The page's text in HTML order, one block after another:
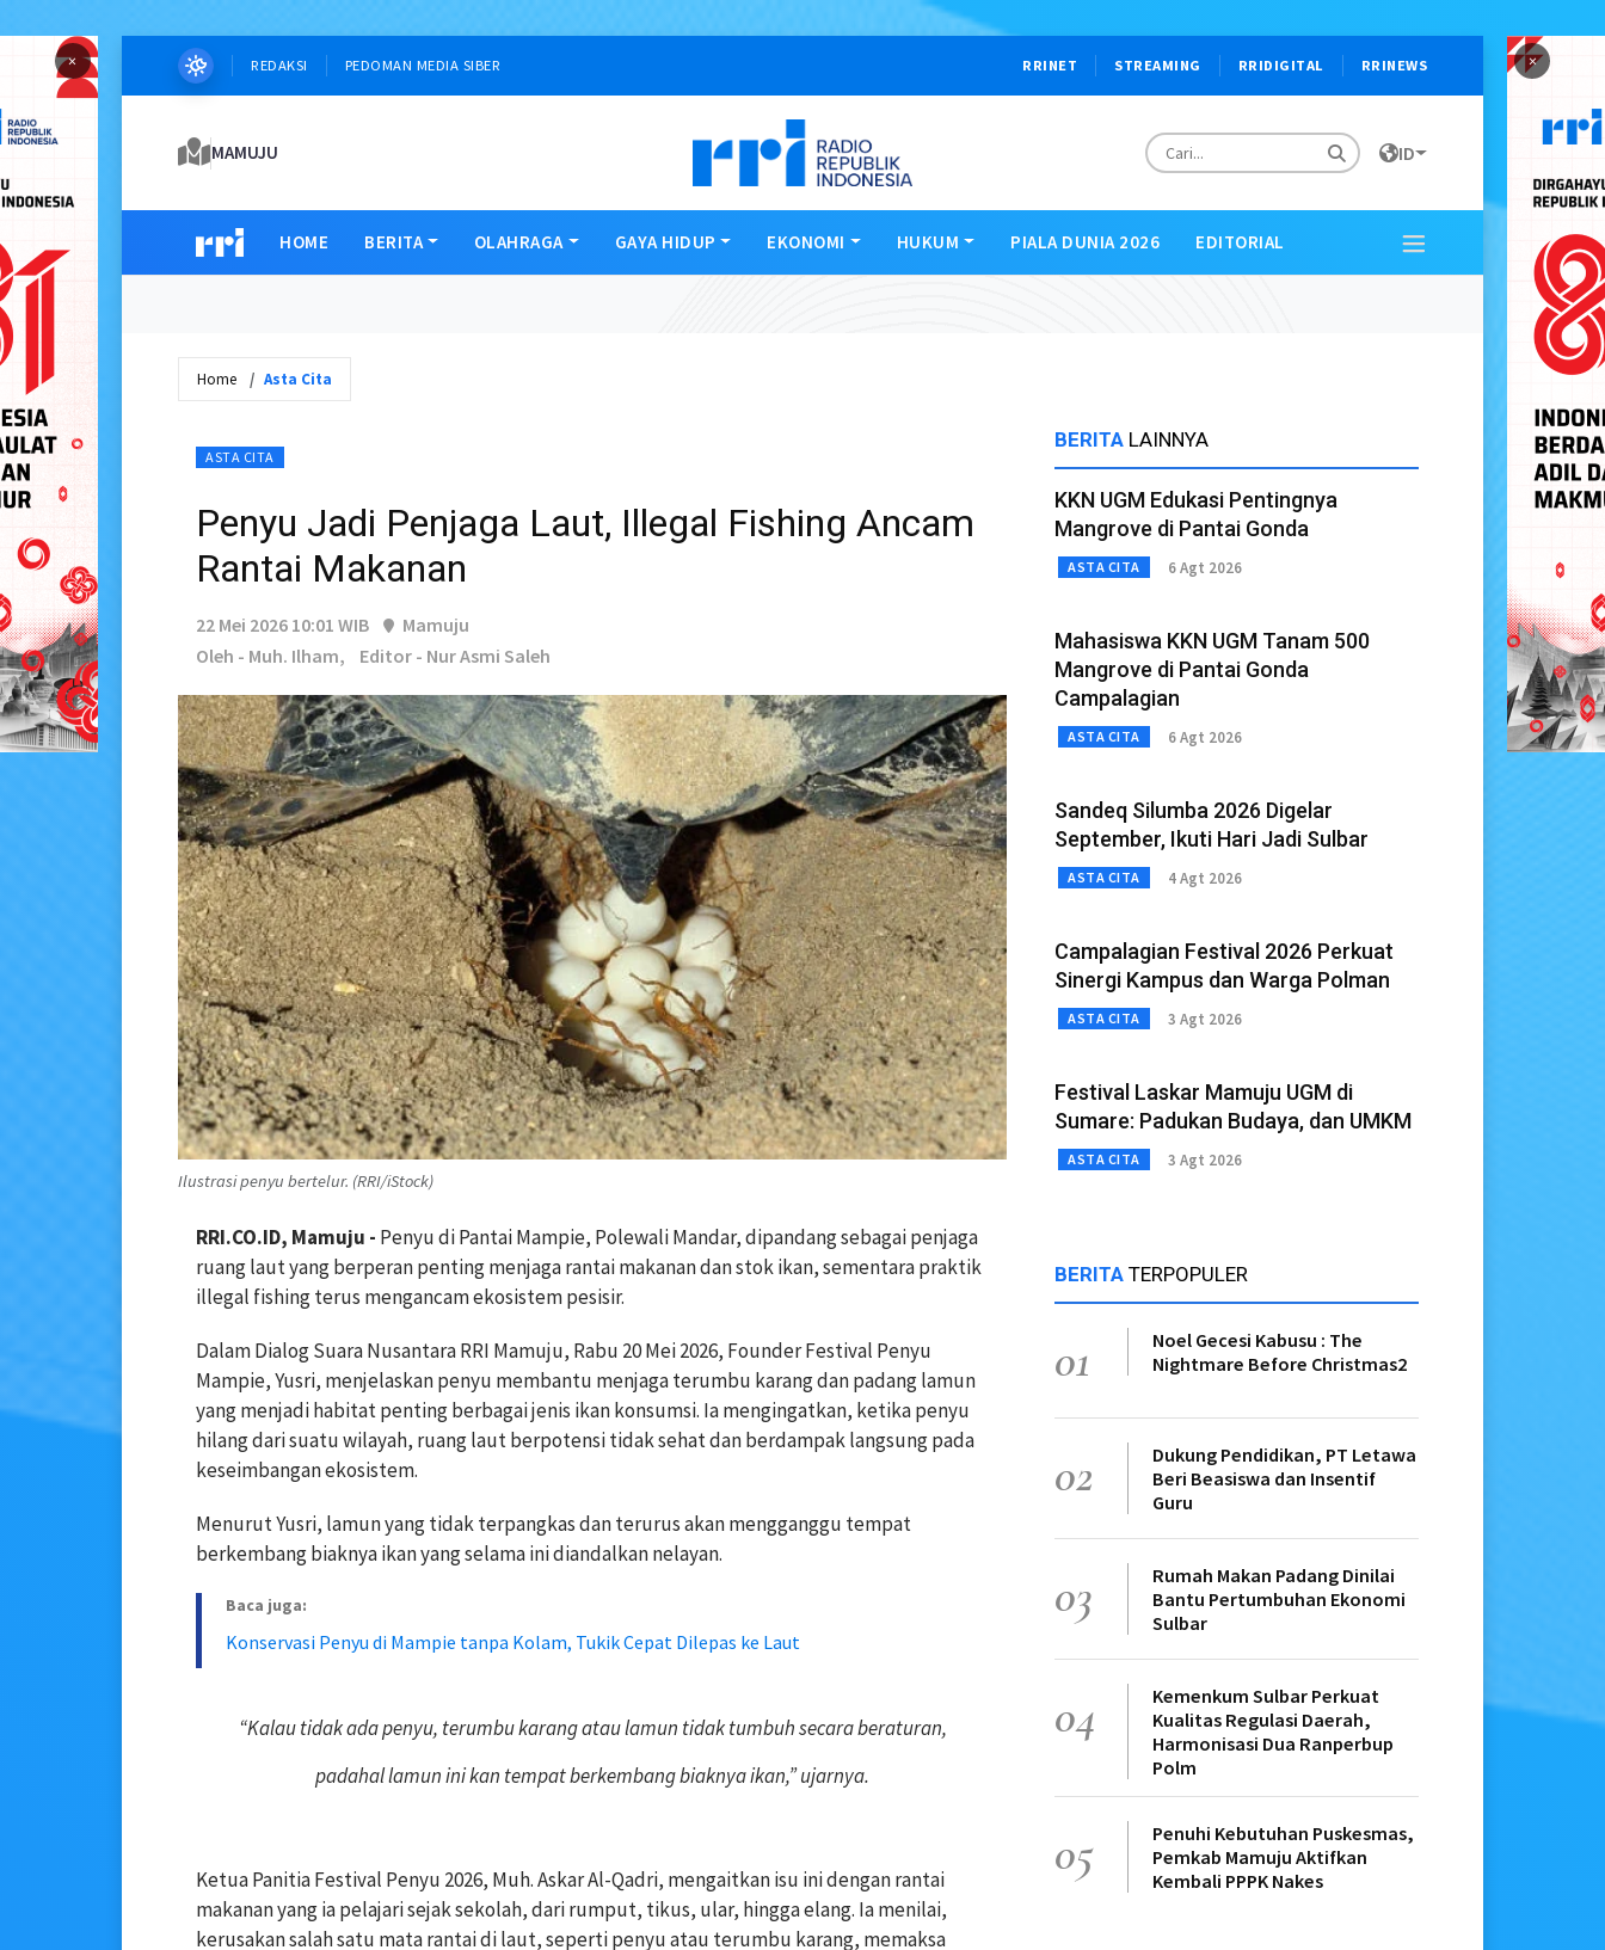
× ×
REDAKSI PEDOMAN MEDIA SIBER RRINET STREAMING RRIDIGITAL RRINEWS
MAMUJU ID
HOME BERITA OLAHRAGA GAYA HIDUP EKONOMI HUKUM PIALA DUNIA 2026 EDITORIAL
Home Asta Cita
ASTA CITA
Penyu Jadi Penjaga Laut, Illegal Fishing Ancam
Rantai Makanan
22 Mei 2026 10:01 WIB
Mamuju
Oleh - Muh. Ilham,
Editor - Nur Asmi Saleh
Ilustrasi penyu bertelur. (RRI/iStock)
RRI.CO.ID, Mamuju - Penyu di Pantai Mampie, Polewali Mandar, dipandang sebagai penjaga
ruang laut yang berperan penting menjaga rantai makanan dan stok ikan, sementara praktik
illegal fishing terus mengancam ekosistem pesisir.
Dalam Dialog Suara Nusantara RRI Mamuju, Rabu 20 Mei 2026, Founder Festival Penyu
Mampie, Yusri, menjelaskan penyu membantu menjaga terumbu karang dan padang lamun
yang menjadi habitat penting berbagai jenis ikan konsumsi. Ia mengingatkan, ketika penyu
hilang dari suatu wilayah, ruang laut berpotensi tidak sehat dan berdampak langsung pada
keseimbangan ekosistem.
Menurut Yusri, lamun yang tidak terpangkas dan terurus akan mengganggu tempat
berkembang biaknya ikan yang selama ini diandalkan nelayan.
Baca juga:
Konservasi Penyu di Mampie tanpa Kolam, Tukik Cepat Dilepas ke Laut
“Kalau tidak ada penyu, terumbu karang atau lamun tidak tumbuh secara beraturan,
padahal lamun ini kan tempat berkembang biaknya ikan,” ujarnya.
Ketua Panitia Festival Penyu 2026, Muh. Askar Al-Qadri, mengaitkan isu ini dengan rantai
makanan yang ia pelajari sejak sekolah, dari rumput, tikus, ular, hingga elang. Ia menilai,
kerusakan salah satu mata rantai di laut, seperti penyu atau terumbu karang, memaksa
BERITA LAINNYA
KKN UGM Edukasi Pentingnya
Mangrove di Pantai Gonda
ASTA CITA 6 Agt 2026
Mahasiswa KKN UGM Tanam 500
Mangrove di Pantai Gonda
Campalagian
ASTA CITA 6 Agt 2026
Sandeq Silumba 2026 Digelar
September, Ikuti Hari Jadi Sulbar
ASTA CITA 4 Agt 2026
Campalagian Festival 2026 Perkuat
Sinergi Kampus dan Warga Polman
ASTA CITA 3 Agt 2026
Festival Laskar Mamuju UGM di
Sumare: Padukan Budaya, dan UMKM
ASTA CITA 3 Agt 2026
BERITA TERPOPULER
01
Noel Gecesi Kabusu : The
Nightmare Before Christmas2
02
Dukung Pendidikan, PT Letawa
Beri Beasiswa dan Insentif
Guru
03
Rumah Makan Padang Dinilai
Bantu Pertumbuhan Ekonomi
Sulbar
04
Kemenkum Sulbar Perkuat
Kualitas Regulasi Daerah,
Harmonisasi Dua Ranperbup
Polm
05
Penuhi Kebutuhan Puskesmas,
Pemkab Mamuju Aktifkan
Kembali PPPK Nakes